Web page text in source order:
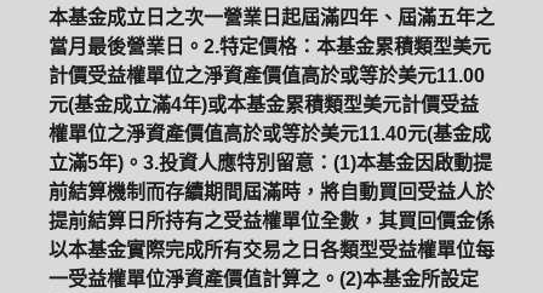
本基金成立日之次一營業日起屆滿四年、屆滿五年之
當月最後營業日。2.特定價格：本基金累積類型美元
計價受益權單位之淨資產價值高於或等於美元11.00
元(基金成立滿4年)或本基金累積類型美元計價受益
權單位之淨資產價值高於或等於美元11.40元(基金成
立滿5年)。3.投資人應特別留意：(1)本基金因啟動提
前結算機制而存續期間屆滿時，將自動買回受益人於
提前結算日所持有之受益權單位全數，其買回價金係
以本基金實際完成所有交易之日各類型受益權單位每
一受益權單位淨資產價值計算之。(2)本基金所設定